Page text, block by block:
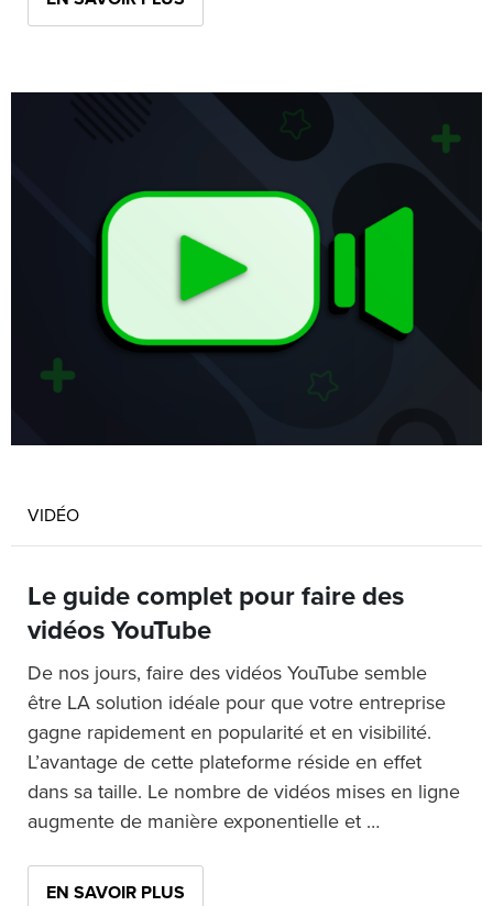
VIDÉO
Le guide complet pour faire des
vidéos YouTube
De nos jours, faire des vidéos YouTube semble
être LA solution idéale pour que votre entreprise
gagne rapidement en popularité et en visibilité.
L’avantage de cette plateforme réside en effet
dans sa taille. Le nombre de vidéos mises en ligne
augmente de manière exponentielle et …
EN SAVOIR PLUS